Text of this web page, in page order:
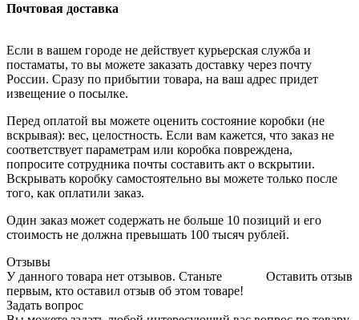
Почтовая доставка
Если в вашем городе не действует курьерская служба и
постаматы, то вы можете заказать доставку через почту
России. Сразу по прибытии товара, на ваш адрес придет
извещение о посылке.
Перед оплатой вы можете оценить состояние коробки (не
вскрывая): вес, целостность. Если вам кажется, что заказ не
соответствует параметрам или коробка повреждена,
попросите сотрудника почты составить акт о вскрытии.
Вскрывать коробку самостоятельно вы можете только после
того, как оплатили заказ.
Один заказ может содержать не больше 10 позиций и его
стоимость не должна превышать 100 тысяч рублей.
Отзывы
Оставить отзыв
У данного товара нет отзывов. Станьте
первым, кто оставил отзыв об этом товаре!
Задать вопрос